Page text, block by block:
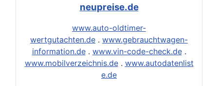
neupreise.de
www.auto-oldtimer-
wertgutachten.de . www.gebrauchtwagen-
information.de. www.vin-code-check.de.
www.mobilverzeichnis.de. www.autodatenlist
e.de